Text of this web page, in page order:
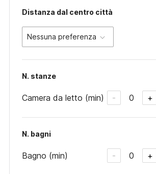
Distanza dal centro città
Nessuna preferenza
N. stanze
Camera da letto (min) - 0 +
N. bagni
Bagno (min) - 0 +